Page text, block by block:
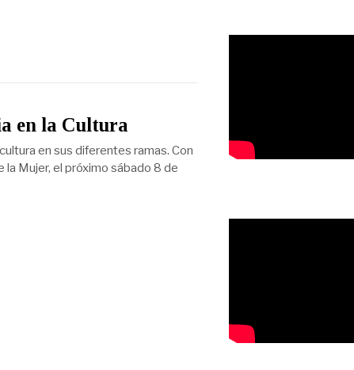
en la Cultura
en sus diferentes ramas. Con
Mujer, el próximo sábado 8 de